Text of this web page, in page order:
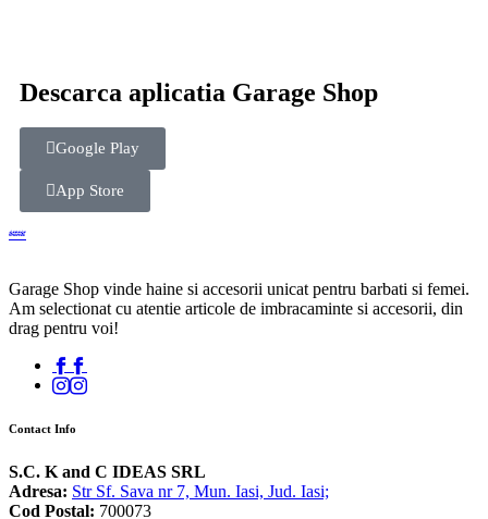
Descarca aplicatia Garage Shop
Google Play
App Store
Garage Shop vinde haine si accesorii unicat pentru barbati si femei.
Am selectionat cu atentie articole de imbracaminte si accesorii, din
drag pentru voi!
Contact Info
S.C. K and C IDEAS SRL
Adresa: Str Sf. Sava nr 7, Mun. Iasi, Jud. Iasi;
Cod Postal: 700073